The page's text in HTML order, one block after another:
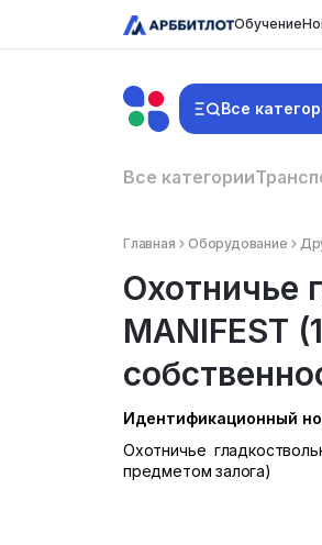
Обучение
Все
Все категории
Главная Оборудование
Охотничье
MANIFEST
Идентификационный
Охотничье
предметом залога)